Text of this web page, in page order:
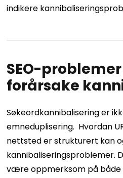
indikere
SEO-
forårsake
Søkeordkannibalisering er
emneduplisering. Hvordan
nettsted er strukturert kan
kannibaliseringsproblemer.
være oppmerksom på både